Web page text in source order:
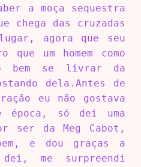
a moça sequestra
chega das cruzadas
agora que seu
um homem como
bem se livrar da
dela.Antes de
eu não gostava
época, só dei uma
ser da Meg Cabot,
e dou graças a
me surpreendi